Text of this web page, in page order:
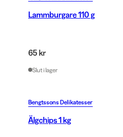
Lammburgare 110 g
65 kr
Slut i lager
Bengtssons Delikatesser
Älgchips 1 kg